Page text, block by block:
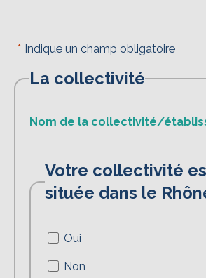
Indique un champ obligatoire
La collectivité
Nom de la collectivité/
Votre collectivité
située dans le
Oui
Non